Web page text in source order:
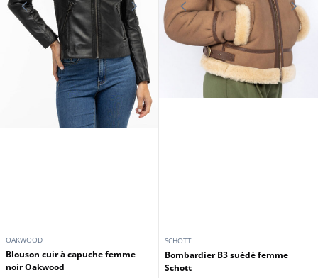
OAKWOOD
Blouson cuir à capuche femme
noir Oakwood
SCHOTT
Bombardier B3 suédé femme
Schott